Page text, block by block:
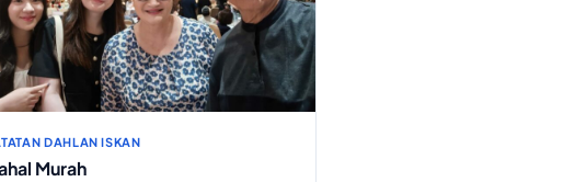
DAHLAN ISKAN
Murah